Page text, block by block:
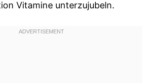
Vitamine unterzujubeln.